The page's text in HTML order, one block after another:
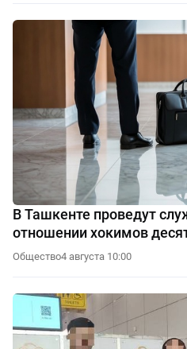
В Ташкенте проведут
отношении хокимов
Общество4 августа 10:00